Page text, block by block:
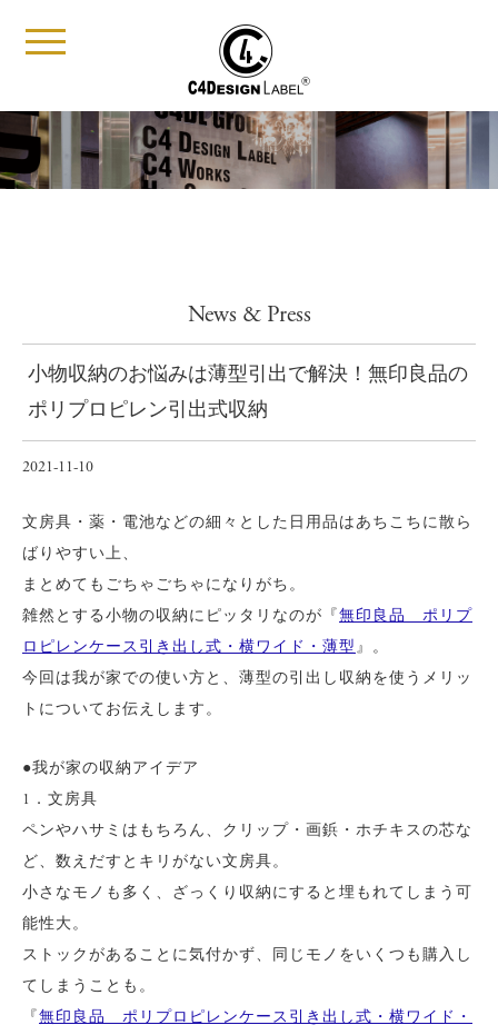
t
o
l
e
n
a
n
News & Press
小物収納のお悩みは薄型引出で解決！無印良品の
ポリプロピレン引出式収納
2021-11-10
文房具・薬・電池などの細々とした日用品はあちこちに散ら
ばりやすい上、
まとめてもごちゃごちゃになりがち。
雑然とする小物の収納にピッタリなのが『 無印良品 ポリプ
ロピレンケース引き出し式・横ワイド・薄型 』。
今回は我が家での使い方と、薄型の引出し収納を使うメリッ
トについてお伝えします。
●我が家の収納アイデア
1．文房具
ペンやハサミはもちろん、クリップ・画鋲・ホチキスの芯な
ど、数えだすとキリがない文房具。
小さなモノも多く、ざっくり収納にすると埋もれてしまう可
能性大。
ストックがあることに気付かず、同じモノをいくつも購入し
てしまうことも。
『 無印良品 ポリプロピレンケース引き出し式・横ワイド・